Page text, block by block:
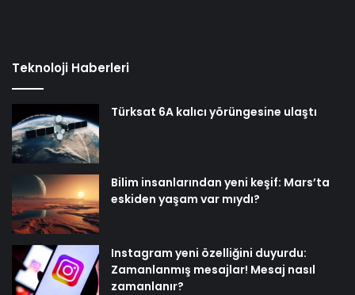
Teknoloji Haberleri
Türksat 6A kalıcı yörüngesine ulaştı
Bilim insanlarından yeni keşif: Mars’ta
eskiden yaşam var mıydı?
Instagram yeni özelliğini duyurdu:
Zamanlanmış mesajlar! Mesaj nasıl
zamanlanır?